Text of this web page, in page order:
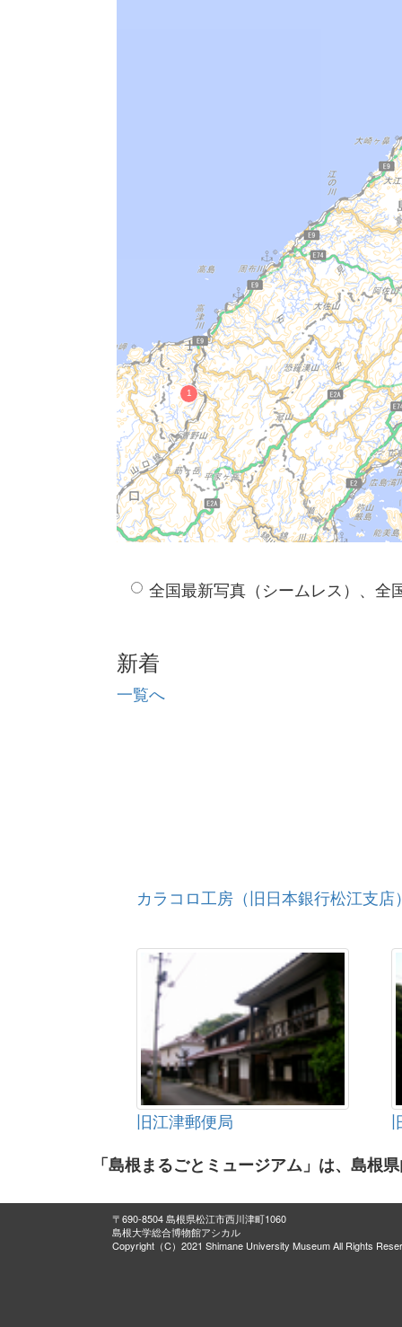
全国最新写真（シームレス）、全
新着
一覧へ
カラコロ工房（旧日本銀行松江支店
旧江津郵便局
「島根まるごとミュージアム」は、島根
〒690-8504 島根県松江市西川津町1060
島根大学総合博物館アシカル
Copyright（C）2021 Shimane University Museum All Rights